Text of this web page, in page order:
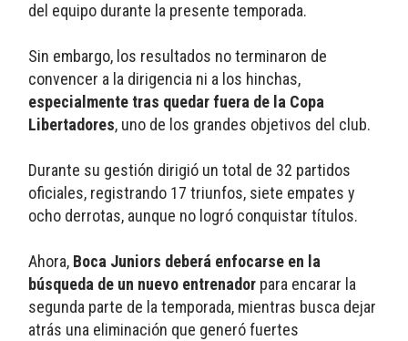
del equipo durante la presente temporada.
Sin embargo, los resultados no terminaron de
convencer a la dirigencia ni a los hinchas,
especialmente tras quedar fuera de la Copa
Libertadores, uno de los grandes objetivos del club.
Durante su gestión dirigió un total de 32 partidos
oficiales, registrando 17 triunfos, siete empates y
ocho derrotas, aunque no logró conquistar títulos.
Ahora, Boca Juniors deberá enfocarse en la
búsqueda de un nuevo entrenador para encarar la
segunda parte de la temporada, mientras busca dejar
atrás una eliminación que generó fuertes